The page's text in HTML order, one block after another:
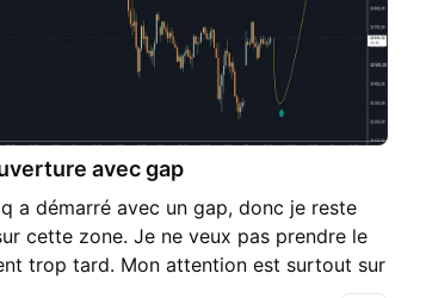
avec gap
a démarré avec un gap, donc je reste
cette zone. Je ne veux pas prendre le
trop tard. Mon attention est surtout sur